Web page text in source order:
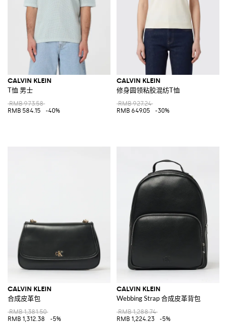
CALVIN KLEIN
T恤 男士
RMB 973.58
RMB 584.15
-40%
CALVIN KLEIN
修身圆领粘胶混纺T恤
RMB 927.24
RMB 649.05
-30%
CALVIN KLEIN
合成皮革包
RMB 1,381.50
RMB 1,312.38
-5%
CALVIN KLEIN
Webbing Strap 合成皮革背包
RMB 1,288.74
RMB 1,224.23
-5%